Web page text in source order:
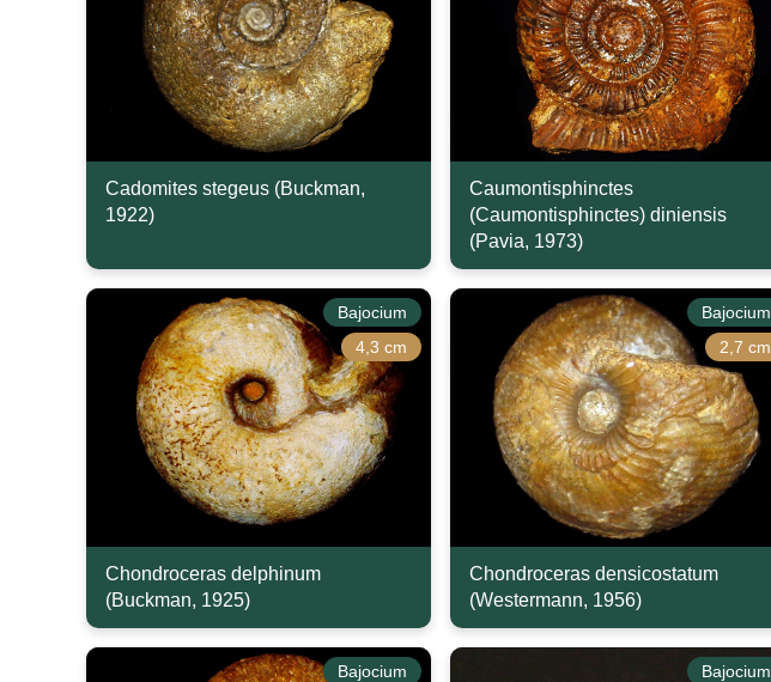
Cadomites stegeus (Buckman,
1922)
Caumontisphinctes
(Caumontisphinctes) diniensis
(Pavia, 1973)
Bajocium
4,3 cm
Chondroceras delphinum
(Buckman, 1925)
Bajocium
2,7 cm
Chondroceras densicostatum
(Westermann, 1956)
Bajocium
Bajocium